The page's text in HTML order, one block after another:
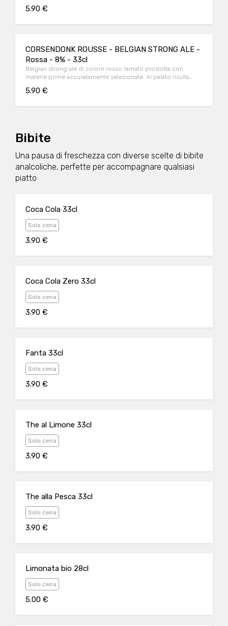
luppolato ed equilibrato.
5.90 €
CORSENDONK ROUSSE - BELGIAN STRONG ALE -
Rossa - 8% - 33cl
Belgian strong ale di colore rosso ramato prodotta con
materie prime accuratamente selezionate. Al palato risulta
fruttato. In bocca si sente sempre il caramello accompagnato
5.90 €
Bibite
Una pausa di freschezza con diverse scelte di bibite
analcoliche, perfette per accompagnare qualsiasi
piatto
Coca Cola 33cl
Solo cena
3.90 €
Coca Cola Zero 33cl
Solo cena
3.90 €
Fanta 33cl
Solo cena
3.90 €
The al Limone 33cl
Solo cena
3.90 €
The alla Pesca 33cl
Solo cena
3.90 €
Limonata bio 28cl
Solo cena
5.00 €